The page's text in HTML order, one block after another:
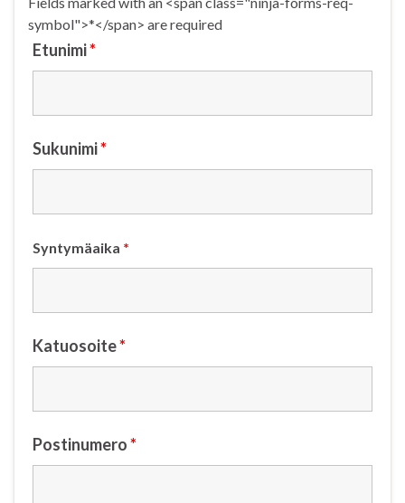
symbol">*</span> are required
Etunimi*
Sukunimi*
Syntymäaika *
Katuosoite*
Postinumero*